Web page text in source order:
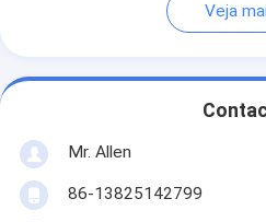
Veja
Mr. Allen
86-13825142799